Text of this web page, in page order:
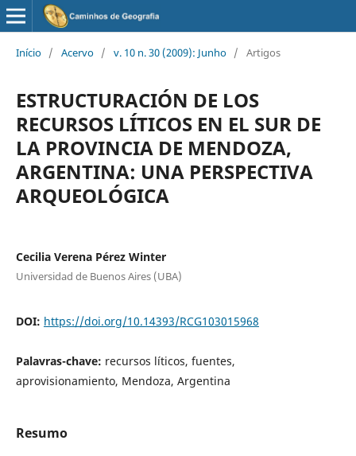
Início / Acervo / v. 10 n. 30 (2009): Junho / Artigos
ESTRUCTURACIÓN DE LOS
RECURSOS LÍTICOS EN EL SUR DE
LA PROVINCIA DE MENDOZA,
ARGENTINA: UNA PERSPECTIVA
ARQUEOLÓGICA
Cecilia Verena Pérez Winter
Universidad de Buenos Aires (UBA)
DOI: https://doi.org/10.14393/RCG103015968
Palavras-chave: recursos líticos, fuentes,
aprovisionamiento, Mendoza, Argentina
Resumo